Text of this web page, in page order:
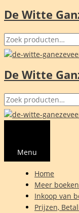
Ga
de
inhoud
De Witte
Zoeken
naar:
De Witte
Zoeken
naar:
Menu
Home
Meer
Inkoop van
Prijzen,